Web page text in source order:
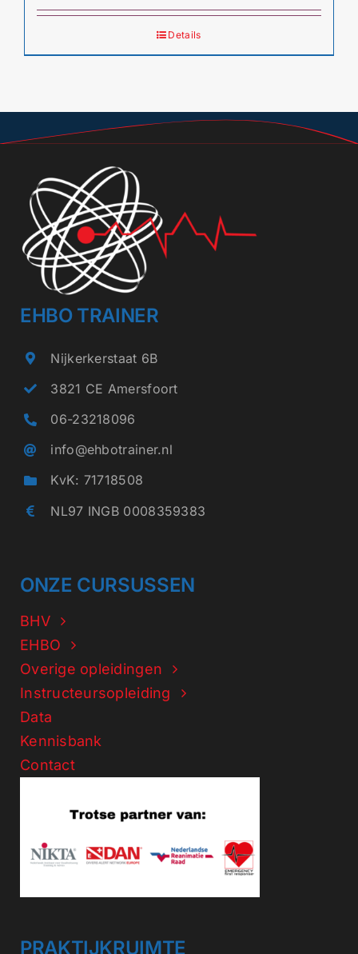
Details
EHBO TRAINER
Nijkerkerstaat 6B
3821 CE Amersfoort
06-23218096
info@ehbotrainer.nl
KvK: 71718508
NL97 INGB 0008359383
ONZE CURSUSSEN
BHV
EHBO
Overige opleidingen
Instructeursopleiding
Data
Kennisbank
Contact
PRAKTIJKRUIMTE